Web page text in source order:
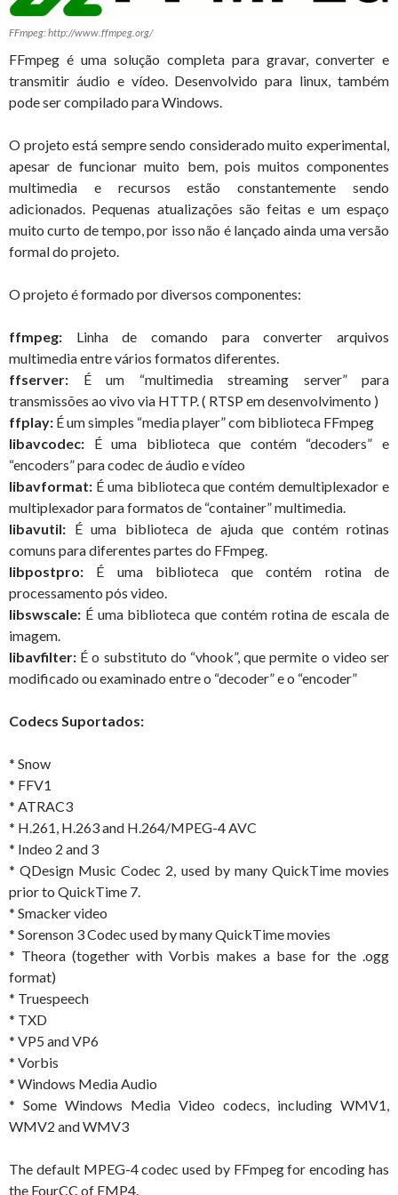
FFmpeg: http://www.ffmpeg.org/
FFmpeg é uma solução completa para gravar, converter e
transmitir áudio e vídeo. Desenvolvido para linux, também
pode ser compilado para Windows.
O projeto está sempre sendo considerado muito experimental,
apesar de funcionar muito bem, pois muitos componentes
multimedia e recursos estão constantemente sendo
adicionados. Pequenas atualizações são feitas e um espaço
muito curto de tempo, por isso não é lançado ainda uma versão
formal do projeto.
O projeto é formado por diversos componentes:
ffmpeg: Linha de comando para converter arquivos
multimedia entre vários formatos diferentes.
ffserver: É um “multimedia streaming server” para
transmissões ao vivo via HTTP. ( RTSP em desenvolvimento )
ffplay: É um simples “media player” com biblioteca FFmpeg
libavcodec: É uma biblioteca que contém “decoders” e
“encoders” para codec de áudio e vídeo
libavformat: É uma biblioteca que contém demultiplexador e
multiplexador para formatos de “container” multimedia.
libavutil: É uma biblioteca de ajuda que contém rotinas
comuns para diferentes partes do FFmpeg.
libpostpro: É uma biblioteca que contém rotina de
processamento pós video.
libswscale: É uma biblioteca que contém rotina de escala de
imagem.
libavfilter: É o substituto do “vhook”, que permite o video ser
modificado ou examinado entre o “decoder” e o “encoder”
Codecs Suportados:
* Snow
* FFV1
* ATRAC3
* H.261, H.263 and H.264/MPEG-4 AVC
* Indeo 2 and 3
* QDesign Music Codec 2, used by many QuickTime movies
prior to QuickTime 7.
* Smacker video
* Sorenson 3 Codec used by many QuickTime movies
* Theora (together with Vorbis makes a base for the .ogg
format)
* Truespeech
* TXD
* VP5 and VP6
* Vorbis
* Windows Media Audio
* Some Windows Media Video codecs, including WMV1,
WMV2 and WMV3
The default MPEG-4 codec used by FFmpeg for encoding has
the FourCC of FMP4.